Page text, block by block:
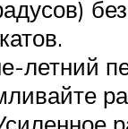
без
летний